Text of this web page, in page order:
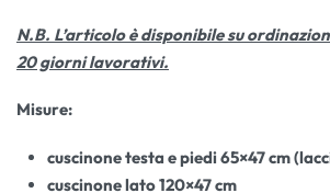
N.B. L’articolo è disponibile su
20 giorni lavorativi.
Misure:
cuscinone testa e piedi 65×47 cm
cuscinone lato 120×47 cm